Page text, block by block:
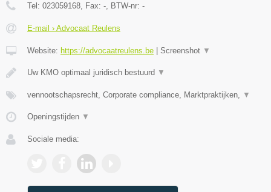
Tel: 023059168 , Fax: - , BTW-nr: -
E-mail › Advocaat Reulens
Website: https://advocaatreulens.be Screenshot ▼
Uw KMO optimaal juridisch bestuurd ▼
vennootschapsrecht, Corporate compliance, Marktpraktijken, ▼
Openingstijden ▼
Sociale media: